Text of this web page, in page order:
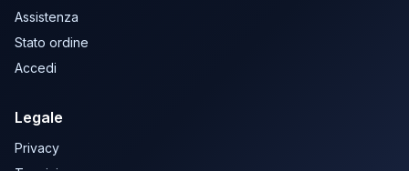
Assistenza
Stato ordine
Accedi
Legale
Privacy